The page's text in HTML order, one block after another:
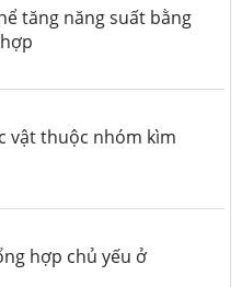
tăng năng suất bằng
vật thuộc nhóm kìm
hợp chủ yếu ở